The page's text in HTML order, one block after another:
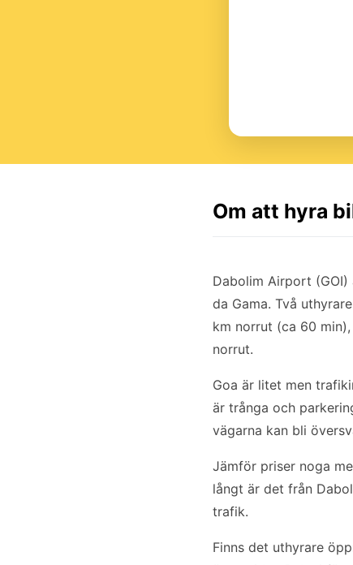
Om att hyra
Dabolim Airport
da Gama. Två
km norrut (ca 60
norrut.
Goa är litet men
är trånga och
vägarna kan bli
Jämför priser noga
långt är det från
trafik.
Finns det uthyrare